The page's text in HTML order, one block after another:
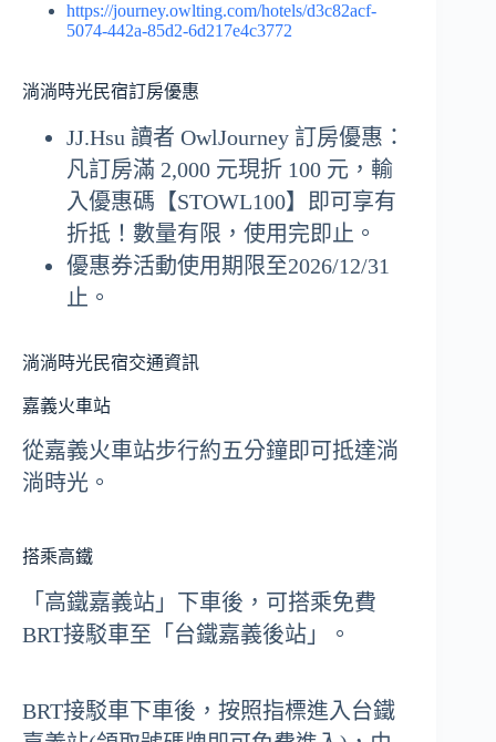
https://journey.owlting.com/hotels/d3c82acf-
5074-442a-85d2-6d217e4c3772
淌淌時光民宿訂房優惠
JJ.Hsu 讀者 OwlJourney 訂房優惠：
凡訂房滿 2,000 元現折 100 元，輸
入優惠碼【STOWL100】即可享有
折抵！數量有限，使用完即止。
優惠券活動使用期限至2026/12/31
止。
淌淌時光民宿交通資訊
嘉義火車站
從嘉義火車站步行約五分鐘即可抵達淌
淌時光。
搭乘高鐵
「高鐵嘉義站」下車後，可搭乘免費
BRT接駁車至「台鐵嘉義後站」。
BRT接駁車下車後，按照指標進入台鐵